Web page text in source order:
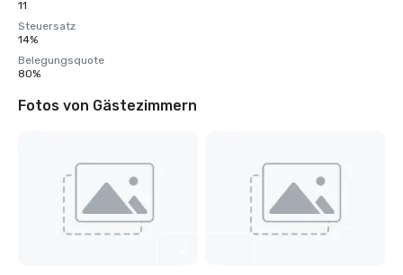
11
Steuersatz
14%
Belegungsquote
80%
Fotos von Gästezimmern